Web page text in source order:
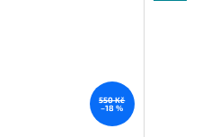
550 Kč
–18 %